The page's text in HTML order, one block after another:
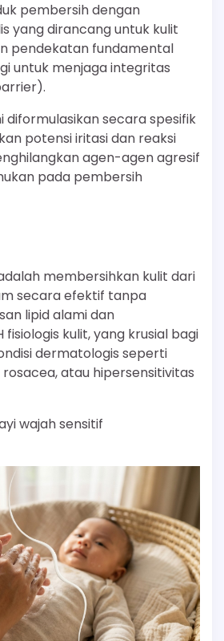
pembersih dengan
yang dirancang untuk kulit
pendekatan fundamental
untuk menjaga integritas
diformulasikan secara spesifik
potensi iritasi dan reaksi
agen-agen agresif
pada pembersih
membersihkan kulit dari
secara efektif tanpa
lipid alami dan
kulit, yang krusial bagi
dermatologis seperti
atau hipersensitivitas
wajah sensitif